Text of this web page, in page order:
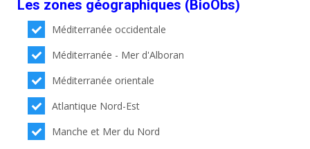
Les zones géographiques (BioObs)
Méditerranée occidentale
Méditerranée - Mer d'Alboran
Méditerranée orientale
Atlantique Nord-Est
Manche et Mer du Nord